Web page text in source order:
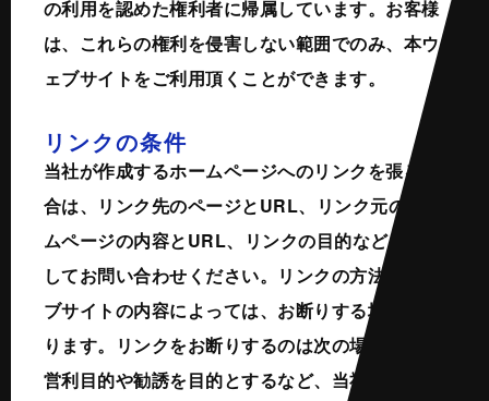
の利用を認めた権利者に帰属しています。お客様
は、これらの権利を侵害しない範囲でのみ、本ウ
ェブサイトをご利用頂くことができます。
リンクの条件
当社が作成するホームページへのリンクを張る場
合は、リンク先のページとURL、リンク元のホー
ムページの内容とURL、リンクの目的などを記載
してお問い合わせください。リンクの方法やウェ
ブサイトの内容によっては、お断りする場合があ
ります。リンクをお断りするのは次の場合です。
営利目的や勧誘を目的とするなど、当社の趣旨に